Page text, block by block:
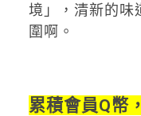
境」，清新的味
圍啊。
累積會員Q幣